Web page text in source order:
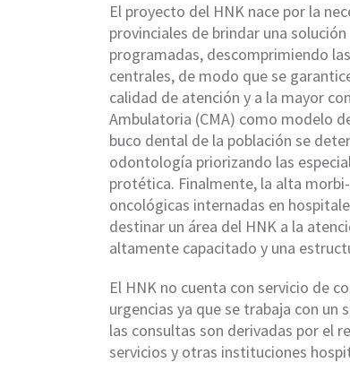
El proyecto del HNK nace por la
provinciales de brindar una
programadas, descomprimiendo
centrales, de modo que se
calidad de atención y a la mayor
Ambulatoria (CMA) como modelo
buco dental de la población se
odontología priorizando las
protética. Finalmente, la alta
oncológicas internadas en
destinar un área del HNK a la
altamente capacitado y una
El HNK no cuenta con servicio de
urgencias ya que se trabaja con
las consultas son derivadas por el
servicios y otras instituciones